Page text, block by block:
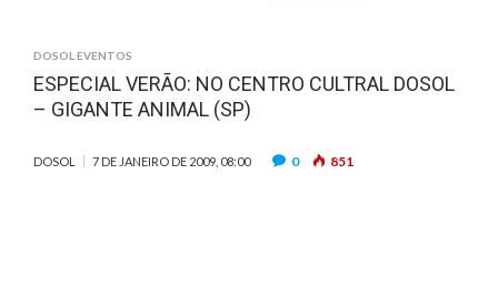
DOSOL EVENTOS
ESPECIAL VERÃO: NO CENTRO CULTRAL DOSOL
– GIGANTE ANIMAL (SP)
DOSOL 7 DE JANEIRO DE 2009, 08:00 0 851